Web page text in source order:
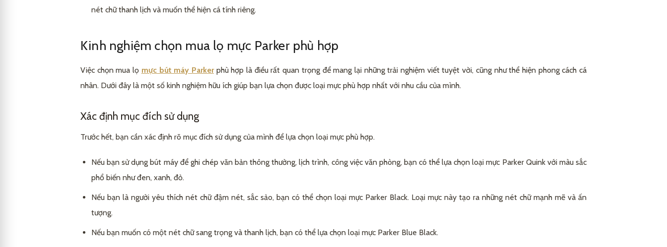
nét chữ thanh lịch và muốn thể hiện cá tính riêng.
Kinh nghiệm chọn mua lọ mực Parker phù hợp
Việc chọn mua lọ mực bút máy Parkerphù hợp là điều rất quan trọng để mang lại những trải nghiệm viết tuyệt vời, cũng như thể hiện phong cách cá
nhân. Dưới đây là một số kinh nghiệm hữu ích giúp bạn lựa chọn được loại mực phù hợp nhất với nhu cầu của mình.
Xác định mục đích sử dụng
Trước hết, bạn cần xác định rõ mục đích sử dụng của mình để lựa chọn loại mực phù hợp.
Nếu bạn sử dụng bút máy để ghi chép văn bản thông thường, lịch trình, công việc văn phòng, bạn có thể lựa chọn loại mực Parker Quink với màu sắc
phổ biến như đen, xanh, đỏ.
Nếu bạn là người yêu thích nét chữ đậm nét, sắc sảo, bạn có thể chọn loại mực Parker Black. Loại mực này tạo ra những nét chữ mạnh mẽ và ấn
tượng.
Nếu bạn muốn có một nét chữ sang trọng và thanh lịch, bạn có thể lựa chọn loại mực Parker Blue Black.